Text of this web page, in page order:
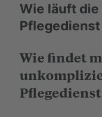
Wie läuft die
Pflegedienst
Wie findet